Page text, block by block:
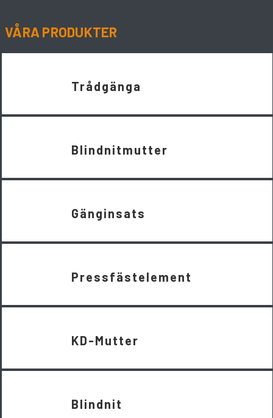
VÅRA PRODUKTER
Trådgänga
Blindnitmutter
Gänginsats
Pressfästelement
KD-Mutter
Blindnit